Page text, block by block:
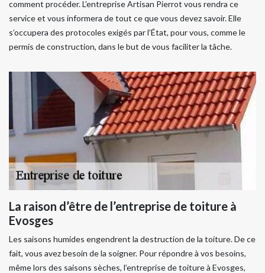
comment procéder. L’entreprise Artisan Pierrot vous rendra ce
service et vous informera de tout ce que vous devez savoir. Elle
s’occupera des protocoles exigés par l’État, pour vous, comme le
permis de construction, dans le but de vous faciliter la tâche.
La raison d’être de l’entreprise de toiture à
Evosges
Les saisons humides engendrent la destruction de la toiture. De ce
fait, vous avez besoin de la soigner. Pour répondre à vos besoins,
même lors des saisons sèches, l’entreprise de toiture à Evosges,